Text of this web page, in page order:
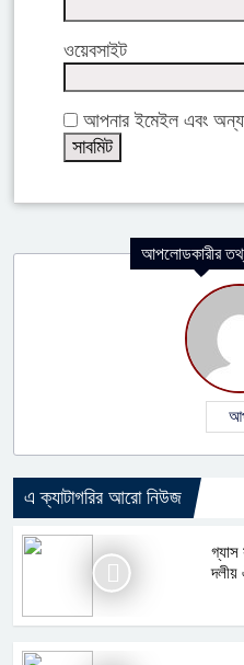
ওয়েবসাইট
আপনার ইমেইল এবং
আপলোডকারীর
এ ক্যাটাগরির আরো নিউজ
গ্যাস
দলীয়